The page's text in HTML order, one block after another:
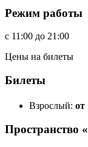
Режим работы
c 11:00 до 21:00
Цены на билеты
Билеты
Взрослый: от
Пространство